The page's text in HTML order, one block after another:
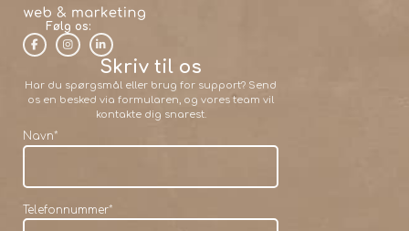
Følg os:
Skriv til os
Har du spørgsmål eller brug for support? Send
os en besked via formularen, og vores team vil
kontakte dig snarest.
Navn*
Telefonnummer*